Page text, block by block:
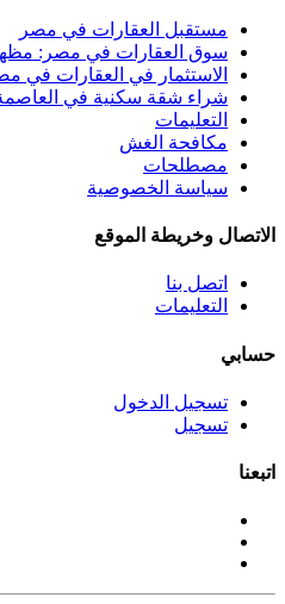
مستقبل العقارات في مصر
سوق العقارات في مصر:
الاستثمار في العقارات في
شراء شقة سكنية في العاصمة
التعليمات
مكافحة الغش
مصطلحات
سياسة الخصوصية
الاتصال وخريطة الموقع
اتصل بنا
التعليمات
حسابي
تسجيل الدخول
تسجيل
اتبعنا